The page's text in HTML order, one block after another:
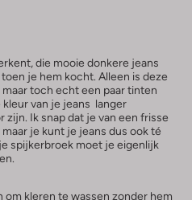
die mooie donkere jeans
je hem kocht. Alleen is deze
toch echt een paar tinten
van je jeans langer
Ik snap dat je van een frisse
je kunt je jeans dus ook té
spijkerbroek moet je eigenlijk
om kleren te wassen zonder hem